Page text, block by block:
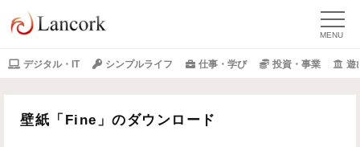
デジタル・IT シンプルライフ 仕事・学び 投資・事業 遊
壁紙「Fine」のダウンロード